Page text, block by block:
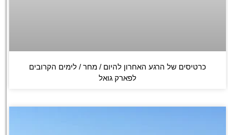
כרטיסים של הרגע האחרון להיום / מחר / לימים הקרובים
לפארק גואל